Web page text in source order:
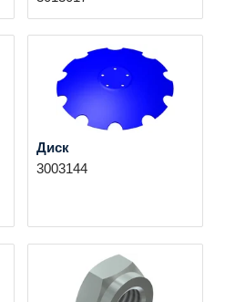
Диск
3003144